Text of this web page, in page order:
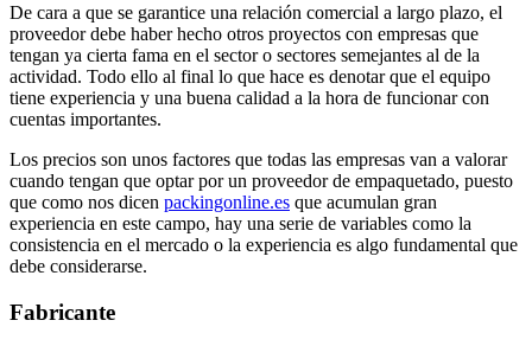
De cara a que se garantice una relación comercial a largo plazo, el
proveedor debe haber hecho otros proyectos con empresas que
tengan ya cierta fama en el sector o sectores semejantes al de la
actividad. Todo ello al final lo que hace es denotar que el equipo
tiene experiencia y una buena calidad a la hora de funcionar con
cuentas importantes.
Los precios son unos factores que todas las empresas van a valorar
cuando tengan que optar por un proveedor de empaquetado, puesto
que como nos dicen packingonline.es que acumulan gran
experiencia en este campo, hay una serie de variables como la
consistencia en el mercado o la experiencia es algo fundamental que
debe considerarse.
Fabricante